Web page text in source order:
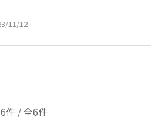
11/12
件 / 全6件